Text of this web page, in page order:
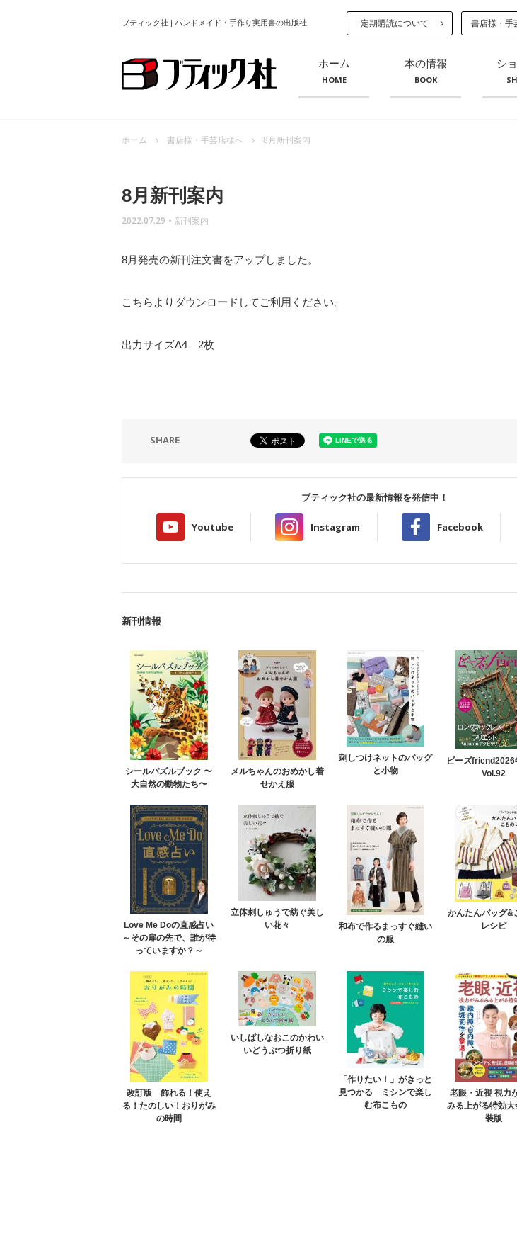
ブティック社 | ハンドメイド・手作り実用書の出版社 定期購読について 書店様・手
ホーム
HOME
本の情報
BOOK
シ
ホーム 書店様・手芸店様へ 8月新刊案内
8月新刊案内
2022.07.29 • 新刊案内
8月発売の新刊注文書をアップしました。
こちらよりダウンロード してご利用ください。
出力サイズA4 2枚
SHARE
ブティック社の最新情報を発信中！
Youtube Instagram Facebook
新刊情報
シールパズルブック 〜
大自然の動物たち〜
メルちゃんのおめかし着
せかえ服
刺しつけネットのバッグ
と小物
ビーズfriend2026
Vol.92
Love Me Doの直感占い
～その扉の先で、誰が待
っていますか？～
立体刺しゅうで紡ぐ美し
い花々
和布で作るまっすぐ縫い
の服
かんたんバッグ&
レシピ
改訂版 飾れる！使え
る！たのしい！おりがみ
の時間
いしばしなおこのかわい
いどうぶつ折り紙
「作りたい！」がきっと
見つかる ミシンで楽し
む布こもの
老眼・近視 視力
みる上がる特効
装版